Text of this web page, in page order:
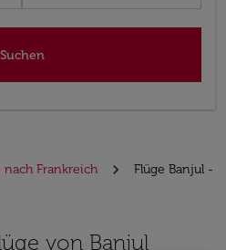
Suchen
nach Frankreich
Flüge Banjul -
von Banjul
Route (Abflugort